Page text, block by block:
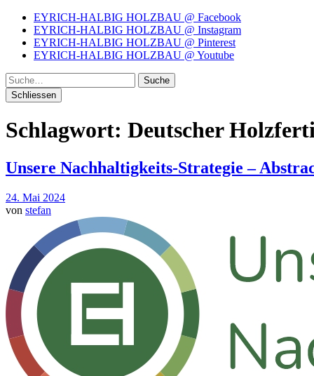
EYRICH-HALBIG HOLZBAU @ Facebook
EYRICH-HALBIG HOLZBAU @ Instagram
EYRICH-HALBIG HOLZBAU @ Pinterest
EYRICH-HALBIG HOLZBAU @ Youtube
Suche
Schliessen
Schlagwort: Deutscher
Unsere Nachhaltigkeits-Strategie –
24. Mai 2024
von stefan